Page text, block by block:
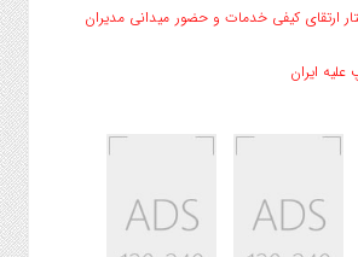
ارتقای کیفی خدمات و حضور میدانی مدیران
علیه ایران